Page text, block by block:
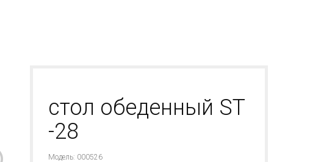
стол обеденный ST
-28
Модель: 000526